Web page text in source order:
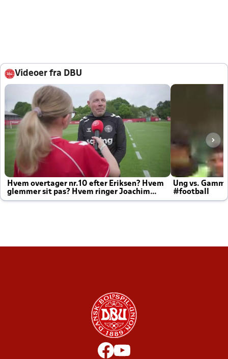
Videoer fra DBU
Hvem overtager nr.10 efter Eriksen? Hvem
glemmer sit pas? Hvem ringer Joachim
altid til efter kampe?
Ung vs.
#football